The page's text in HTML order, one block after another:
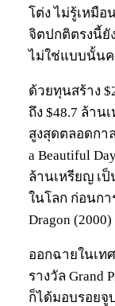
โต่ง ไม่รู้เหมื
จิตปกติตรงนี้ยั
ไม่ใช่แบบนั้น
ด้วยทุนสร้าง
ถึง $48.7 ล้าน
สูงสุดตลอดกา
a Beautiful
ล้านเหรียญ เ
ในโลก ก่อนกา
Dragon (2000)
ออกฉายในเท
รางวัล Grand
ก็ได้มอบรอยจู